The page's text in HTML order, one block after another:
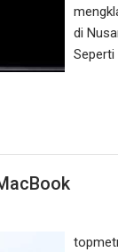
di
Seperti